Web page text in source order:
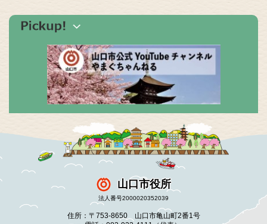
山口市役所
法人番号2000020352039
住所：〒753-8650 山口市亀山町2番1号